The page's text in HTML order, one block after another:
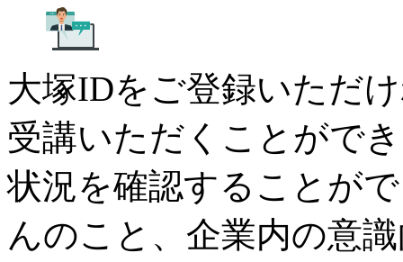
大塚IDをご登録いただ
受講いただくことがで
状況を確認することが
んのこと、企業内の意